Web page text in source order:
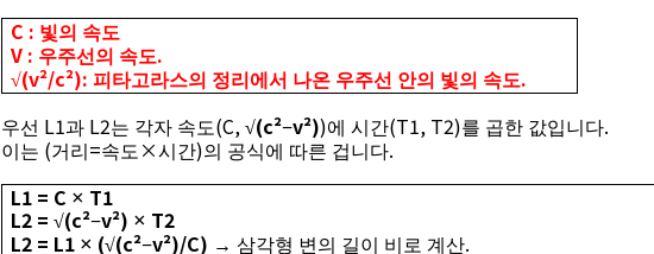
C : 빛의 속도
V : 우주선의 속도.
√(v²/c²): 피타고라스의 정리에서 나온 우주선 안의 빛의 속도.
우선 L1과 L2는 각자 속도(C, √(c²−v²))에 시간(T1, T2)를 곱한 값입니다.
이는 (거리 =속도 ×시간)의 공식에 따른 겁니다.
L1 = C × T1
L2 = √(c²−v²) × T2
L2 = L1 × (√(c²−v²)/C) → 삼각형 변의 길이 비로 계산.